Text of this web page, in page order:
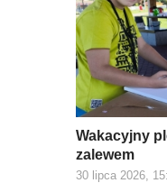
Wakacyjny
zalewem
30 lipca 2026,